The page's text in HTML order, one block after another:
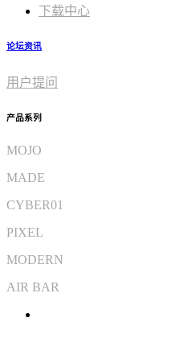
下载中心
论坛资讯
用户提问
产品系列
MOJO
MADE
CYBER01
PIXEL
MODERN
AIR BAR